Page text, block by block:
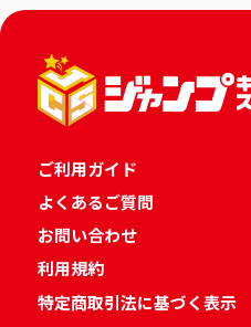
ご利用ガイド
よくあるご質問
お問い合わせ
利用規約
特定商取引法に基づく表示